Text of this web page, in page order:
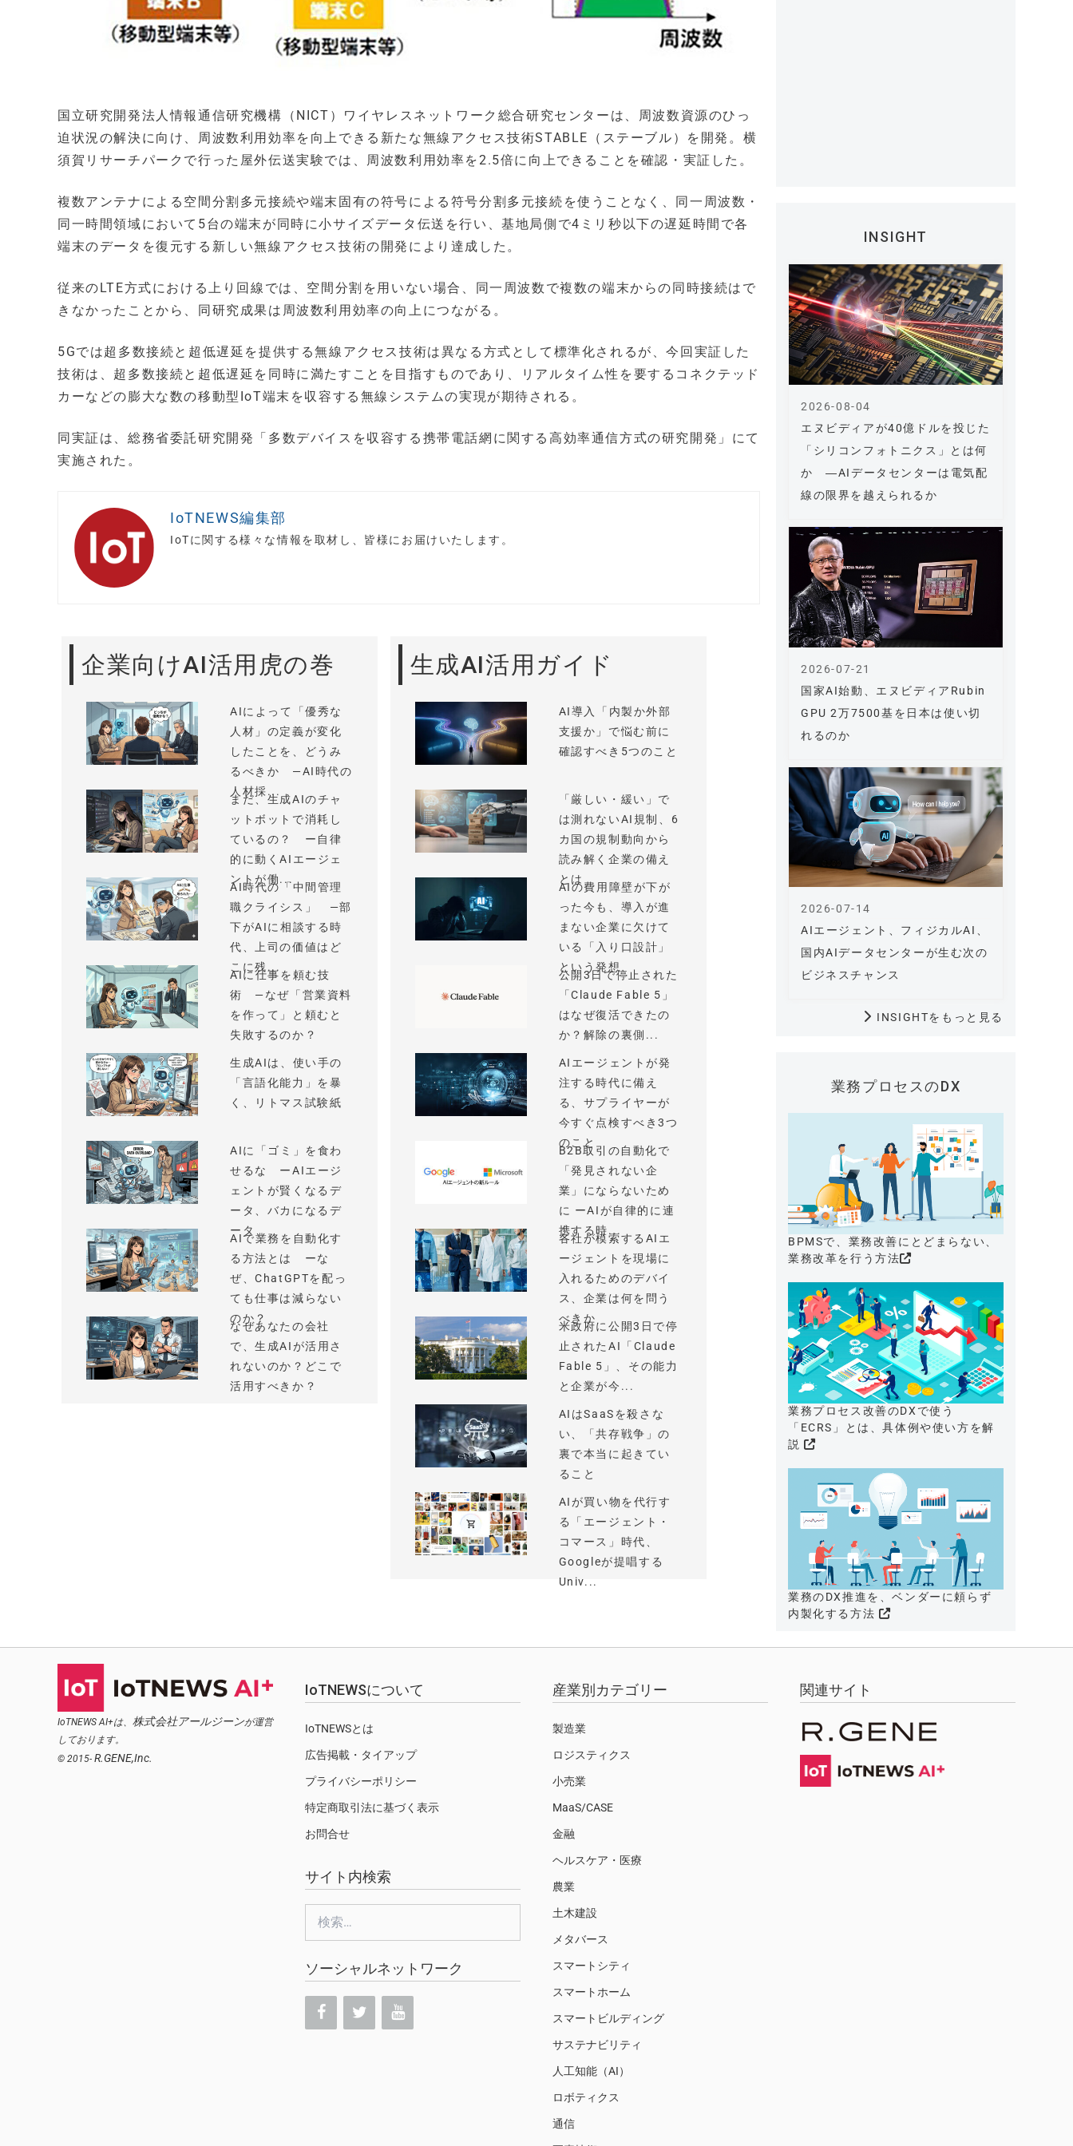
国立研究開発法人情報通信研究機構（NICT）ワイヤレスネットワーク総合研究センターは、周波数資源のひっ
迫状況の解決に向け、周波数利用効率を向上できる新たな無線アクセス技術STABLE（ステーブル）を開発。横
須賀リサーチパークで行った屋外伝送実験では、周波数利用効率を2.5倍に向上できることを確認・実証した。
複数アンテナによる空間分割多元接続や端末固有の符号による符号分割多元接続を使うことなく、同一周波数・
同一時間領域において5台の端末が同時に小サイズデータ伝送を行い、基地局側で4ミリ秒以下の遅延時間で各
端末のデータを復元する新しい無線アクセス技術の開発により達成した。
従来のLTE方式における上り回線では、空間分割を用いない場合、同一周波数で複数の端末からの同時接続はで
きなかったことから、同研究成果は周波数利用効率の向上につながる。
5Gでは超多数接続と超低遅延を提供する無線アクセス技術は異なる方式として標準化されるが、今回実証した
技術は、超多数接続と超低遅延を同時に満たすことを目指すものであり、リアルタイム性を要するコネクテッド
カーなどの膨大な数の移動型IoT端末を収容する無線システムの実現が期待される。
同実証は、総務省委託研究開発「多数デバイスを収容する携帯電話網に関する高効率通信方式の研究開発」にて
実施された。
IoTNEWS編集部
IoTに関する様々な情報を取材し、皆様にお届けいたします。
企業向けAI活用虎の巻
AIによって「優秀な
人材」の定義が変化
したことを、どうみ
るべきか —AI時代の
人材採...
まだ、生成AIのチャ
ットボットで消耗し
ているの？ ー自律
的に動くAIエージェ
ントが働...
AI時代の「中間管理
職クライシス」 —部
下がAIに相談する時
代、上司の価値はど
こに残...
AIに仕事を頼む技
術 —なぜ「営業資料
を作って」と頼むと
失敗するのか？
生成AIは、使い手の
「言語化能力」を暴
く、リトマス試験紙
AIに「ゴミ」を食わ
せるな ーAIエージ
ェントが賢くなるデ
ータ、バカになるデ
ータ
AIで業務を自動化す
る方法とは ーな
ぜ、ChatGPTを配っ
ても仕事は減らない
のか？
なぜあなたの会社
で、生成AIが活用さ
れないのか？どこで
活用すべきか？
生成AI活用ガイド
AI導入「内製か外部
支援か」で悩む前に
確認すべき5つのこと
「厳しい・緩い」で
は測れないAI規制、6
カ国の規制動向から
読み解く企業の備え
とは
AIの費用障壁が下が
った今も、導入が進
まない企業に欠けて
いる「入り口設計」
という発想
公開3日で停止された
「Claude Fable 5」
はなぜ復活できたの
か？解除の裏側...
AIエージェントが発
注する時代に備え
る、サプライヤーが
今すぐ点検すべき3つ
のこと
B2B取引の自動化で
「発見されない企
業」にならないため
に ーAIが自律的に連
携する時...
各社が模索するAIエ
ージェントを現場に
入れるためのデバイ
ス、企業は何を問う
べきか
米政府に公開3日で停
止されたAI「Claude
Fable 5」、その能力
と企業が今...
AIはSaaSを殺さな
い、「共存戦争」の
裏で本当に起きてい
ること
AIが買い物を代行す
る「エージェント・
コマース」時代、
Googleが提唱する
Univ...
INSIGHT
エヌビディアが40億ドルを投じた
「シリコンフォトニクス」とは何
か ―AIデータセンターは電気配
線の限界を越えられるか
2026-08-04
国家AI始動、エヌビディアRubin
GPU 2万7500基を日本は使い切
れるのか
2026-07-21
AIエージェント、フィジカルAI、
国内AIデータセンターが生む次の
ビジネスチャンス
2026-07-14
INSIGHTをもっと見る
業務プロセスのDX
BPMSで、業務改善にとどまらない、
業務改革を行う方法
業務プロセス改善のDXで使う
「ECRS」とは、具体例や使い方を解
説
業務のDX推進を、ベンダーに頼らず
内製化する方法
IoTNEWS AI+は、 株式会社アールジーンが運営
しております。
© 2015- R.GENE,Inc.
IoTNEWSについて
IoTNEWSとは
広告掲載・タイアップ
プライバシーポリシー
特定商取引法に基づく表示
お問合せ
サイト内検索
索:
ソーシャルネットワーク
産業別カテゴリー
製造業
ロジスティクス
小売業
MaaS/CASE
金融
ヘルスケア・医療
農業
土木建設
メタバース
スマートシティ
スマートホーム
スマートビルディング
サステナビリティ
人工知能（AI）
ロボティクス
通信
関連サイト